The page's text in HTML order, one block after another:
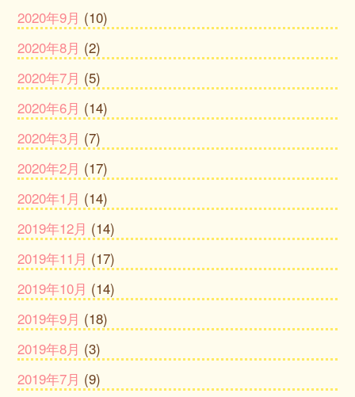
2020年9月 (10)
2020年8月 (2)
2020年7月 (5)
2020年6月 (14)
2020年3月 (7)
2020年2月 (17)
2020年1月 (14)
2019年12月 (14)
2019年11月 (17)
2019年10月 (14)
2019年9月 (18)
2019年8月 (3)
2019年7月 (9)